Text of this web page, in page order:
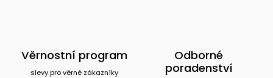
Věrnostní program
slevy pro věrné zákazníky
Odborné
poradenství